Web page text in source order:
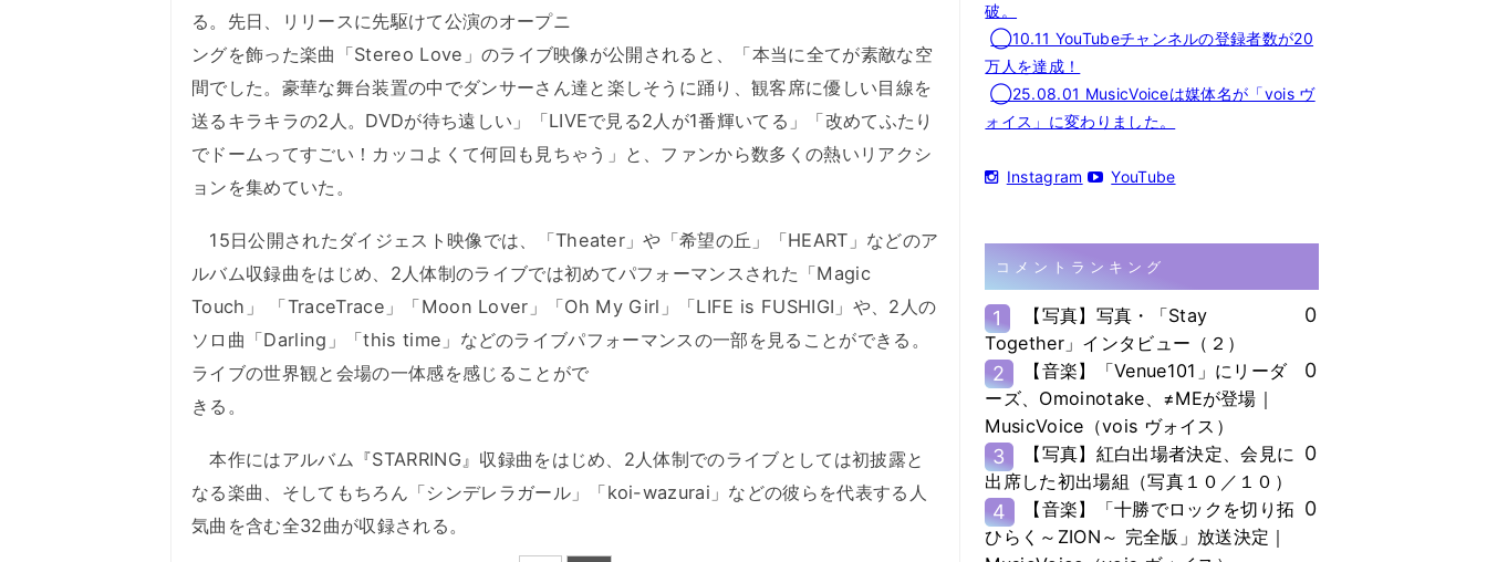
る。先日、リリースに先駆けて公演のオープニ
ングを飾った楽曲「Stereo Love」のライブ映像が公開されると、「本当に全てが素敵な空
間でした。豪華な舞台装置の中でダンサーさん達と楽しそうに踊り、観客席に優しい目線を
送るキラキラの2人。DVDが待ち遠しい」「LIVEで見る2人が1番輝いてる」「改めてふたり
でドームってすごい！カッコよくて何回も見ちゃう」と、ファンから数多くの熱いリアクシ
ョンを集めていた。
15日公開されたダイジェスト映像では、「Theater」や「希望の丘」「HEART」などのア
ルバム収録曲をはじめ、2人体制のライブでは初めてパフォーマンスされた「Magic
Touch」 「TraceTrace」「Moon Lover」「Oh My Girl」「LIFE is FUSHIGI」や、2人の
ソロ曲「Darling」「this time」などのライブパフォーマンスの一部を見ることができる。
ライブの世界観と会場の一体感を感じることがで
きる。
本作にはアルバム『STARRING』収録曲をはじめ、2人体制でのライブとしては初披露と
なる楽曲、そしてもちろん「シンデレラガール」「koi-wazurai」などの彼らを代表する人
気曲を含む全32曲が収録される。
破。
◯10.11 YouTubeチャンネルの登録者数が20
万人を達成！
◯25.08.01 MusicVoiceは媒体名が「vois ヴ
ォイス」に変わりました。
Instagram YouTube
コメントランキング
1
【写真】写真・「Stay
Together」インタビュー（２）
0
2
【音楽】「Venue101」にリーダ
ーズ、Omoinotake、≠MEが登場｜
MusicVoice（vois ヴォイス）
0
3
【写真】紅白出場者決定、会見に
出席した初出場組（写真１０／１０）
0
4
【音楽】「十勝でロックを切り拓
ひらく～ZION～ 完全版」放送決定｜
0